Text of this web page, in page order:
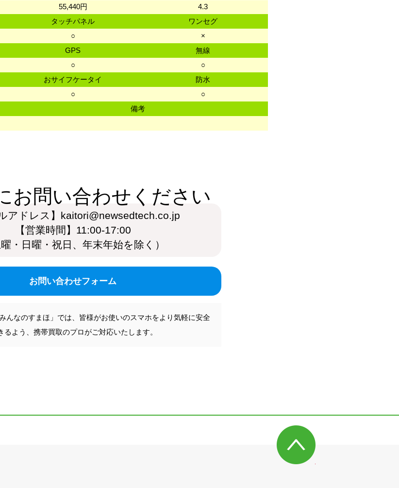
55,440円
4.3
タッチパネル
ワンセグ
○
×
GPS
無線
○
○
おサイフケータイ
防水
○
○
備考
お問い合わせください
アドレス】kaitori@newsedtech.co.jp
【営業時間】11:00-17:00
曜・日曜・祝日、年末年始を除く）
お問い合わせフォーム
んなのすまほ」では、皆様がお使いのスマホをより気軽に安全
るよう、携帯買取のプロがご対応いたします。